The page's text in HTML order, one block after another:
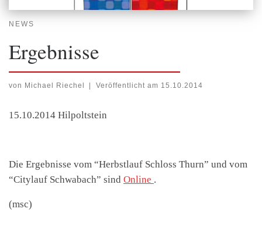
NEWS
Ergebnisse
von Michael Riechel Veröffentlicht am 15.10.2014
15.10.2014 Hilpoltstein
Die Ergebnisse vom “Herbstlauf Schloss Thurn” und vom
“Citylauf Schwabach” sind Online .
(msc)